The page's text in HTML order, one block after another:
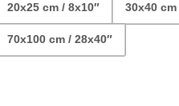
20x25 cm / 8x10″ 30x40 cm
70x100 cm / 28x40″